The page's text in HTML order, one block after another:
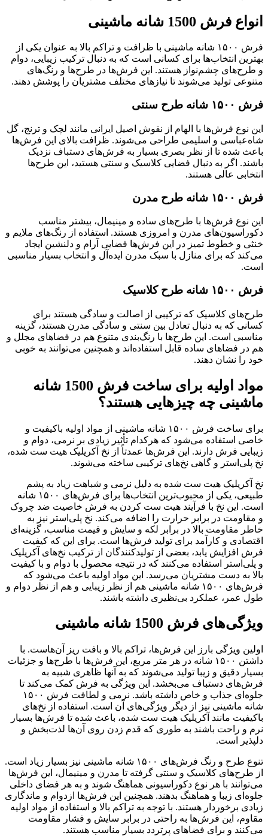
انواع فرش 1500 شانه ماشینی
فرش ۱۵۰۰ شانه ماشینی با ظرافت و تراکم بالا به عنوان یکی از
بهترین انتخاب‌ها برای کسانی است که به دنبال ترکیب زیبایی، دوام
و طرح‌های چشم‌نواز هستند. این فرش‌ها در طرح‌ها و رنگ‌های
متنوعی تولید می‌شوند تا نیازهای مختلف مشتریان را پوشش دهند.
فرش ۱۵۰۰ شانه طرح سنتی
این نوع فرش‌ها با الهام از نقوش اصیل ایرانی مانند لچک و ترنج، گل
شاه‌عباسی و اسلیمی طراحی می‌شوند. ظرافت بالای این فرش‌ها
باعث شده تا از نظر بصری بسیار به فرش‌های دستباف نزدیک
باشند. اگر به دنبال فضایی کلاسیک و سنتی هستید، این طرح‌ها
انتخابی عالی هستند.
فرش ۱۵۰۰ شانه طرح مدرن
این نوع فرش‌ها با طرح‌های ساده و مینیمال، بیشتر مناسب
دکوراسیون‌های مدرن و امروزی هستند. استفاده از رنگ‌های ملایم و
خنثی و خطوط تمیز در این فرش‌ها فضایی آرام و دلنشین ایجاد
می‌کند که برای منازل با سبک مدرن ایده‌آل و انتخاب بسیار مناسبی
است.
فرش ۱۵۰۰ شانه طرح کلاسیک
طرح‌های کلاسیک که ترکیبی از اصالت و سادگی هستند برای
کسانی که به دنبال تعادل بین سنتی و سادگی مدرن هستند، گزینه
مناسبی است. این طرح‌ها با رنگ‌بندی متنوع هم در فضاهای مجلل و
هم در فضاهای ساده قابل استفاده‌اند و همچنین می‌توانند به خوبی
خود را نشان دهند.
مواد اولیه برای ساخت فرش 1500 شانه
ماشینی چه چیزهایی هستند؟
برای ساخت فرش ۱۵۰۰ شانه ماشینی از مواد اولیه باکیفیت و
خاصی استفاده می‌شود که هرکدام تأثیر زیادی بر نرمی، دوام و
زیبایی فرش دارند. این فرش‌ها عمدتاً از نخ آکریلیک هیت ست شده،
نخ پلی‌استر و گاهی نخ‌های ترکیبی ساخته می‌شوند.
نخ آکریلیک هیت ست شده به دلیل نرمی و شباهت زیاد به پشم
طبیعی، یکی از محبوب‌ترین انتخاب‌ها برای فرش‌های ۱۵۰۰ شانه
است. این نخ با فرآیند هیت ست کردن به فرش خاصیت ضد چروک
و مقاومت در برابر حرارت را اضافه می‌کند. نخ پلی‌استر نیز به
خاطر مقاومت بالا در برابر لکه و سایش و قیمت مناسب، گزینه‌ای
اقتصادی و کارآمد برای تولید فرش‌ها است. برای این که کیفیت
فرش افزایش یابد، بعضی از تولیدکنندگان از ترکیب نخ‌های آکریلیک
و پلی‌استر استفاده می‌کنند که در نتیجه محصول با دوام و با کیفیت
بالا به دست مشتریان می‌رسد. این مواد اولیه باعث می‌شود که
فرش‌های ۱۵۰۰ شانه ماشینی هم از نظر زیبایی و هم از نظر دوام و
طول عمر، عملکرد بی‌نظیری داشته باشند.
ویژگی‌های فرش 1500 شانه ماشینی
اولین ویژگی بارز این فرش‌ها، تراکم بالا و بافت ریز آن‌هاست. با
داشتن ۱۵۰۰ شانه در هر متر مربع، این فرش‌ها با طرح‌ها و جزئیات
بسیار دقیق و زیبا تولید می‌شوند که به آنها ظاهری شبیه به
فرش‌های دستباف می‌بخشد. این ویژگی به فرش کمک می‌کند تا
جلوه‌ای جذاب و خاص داشته باشد. نرمی و لطافت فرش ۱۵۰۰
شانه ماشینی نیز از دیگر ویژگی‌های آن است. استفاده از نخ‌های
باکیفیت مانند آکریلیک هیت ست شده، باعث شده تا فرش‌ها بسیار
نرم و راحت باشند به طوری که قدم زدن روی آن‌ها لذت‌بخش و
دلپذیر است.
تنوع طرح و رنگ فرش‌های ۱۵۰۰ شانه ماشینی نیز بسیار زیاد است.
از طرح‌های کلاسیک و سنتی گرفته تا مدرن و مینیمال، این فرش‌ها
می‌توانند با هر نوع دکوراسیونی هماهنگ شوند و به هر فضای داخلی
جلوه‌ای زیبا و هماهنگ بدهند. همچنین این فرش‌ها ازدوام و ماندگاری
زیادی برخوردار هستند. با توجه به تراکم بالا و استفاده از مواد اولیه
مقاوم، این فرش‌ها به راحتی در برابر سایش و فشار مقاومت
می‌کنند و برای فضاهای پرتردد بسیار مناسب هستند.